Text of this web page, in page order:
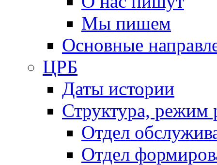
Мы пишем
Основные
ЦРБ
Даты истории
Структура, режим
Отдел
Отдел